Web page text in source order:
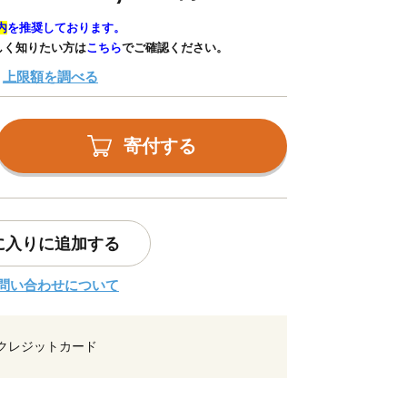
を推奨しております。
知りたい方はこちらでご確認ください。
上限額を調べる
寄付する
入りに追加する
い合わせについて
レジットカード